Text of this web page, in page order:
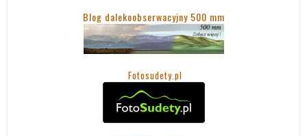
Blog dalekoobserwacyjny 500 mm
Fotosudety.pl